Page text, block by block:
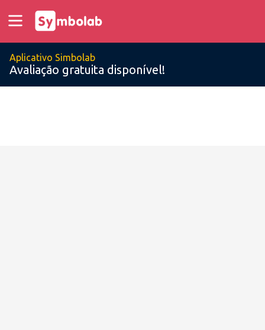
Aplicativo Simbolab
Avaliação gratuita disponível!